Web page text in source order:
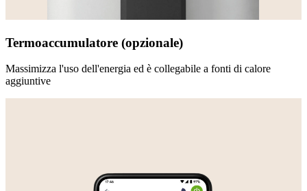
Termoaccumulatore (opzionale)
Massimizza l'uso dell'energia ed è collegabile a fonti di calore
aggiuntive